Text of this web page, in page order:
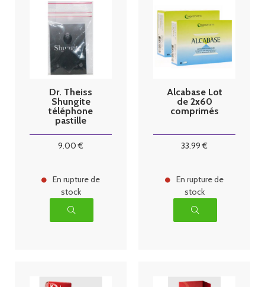
Dr. Theiss
Shungite
téléphone
pastille
9.00 €
En rupture de
stock
Alcabase Lot
de 2x60
comprimés
33.99 €
En rupture de
stock